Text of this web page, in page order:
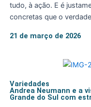
tudo, à ação. E é
concretas que o
21 de março de 2026
Variedades
Andrea Neumann e a
Grande do Sul com